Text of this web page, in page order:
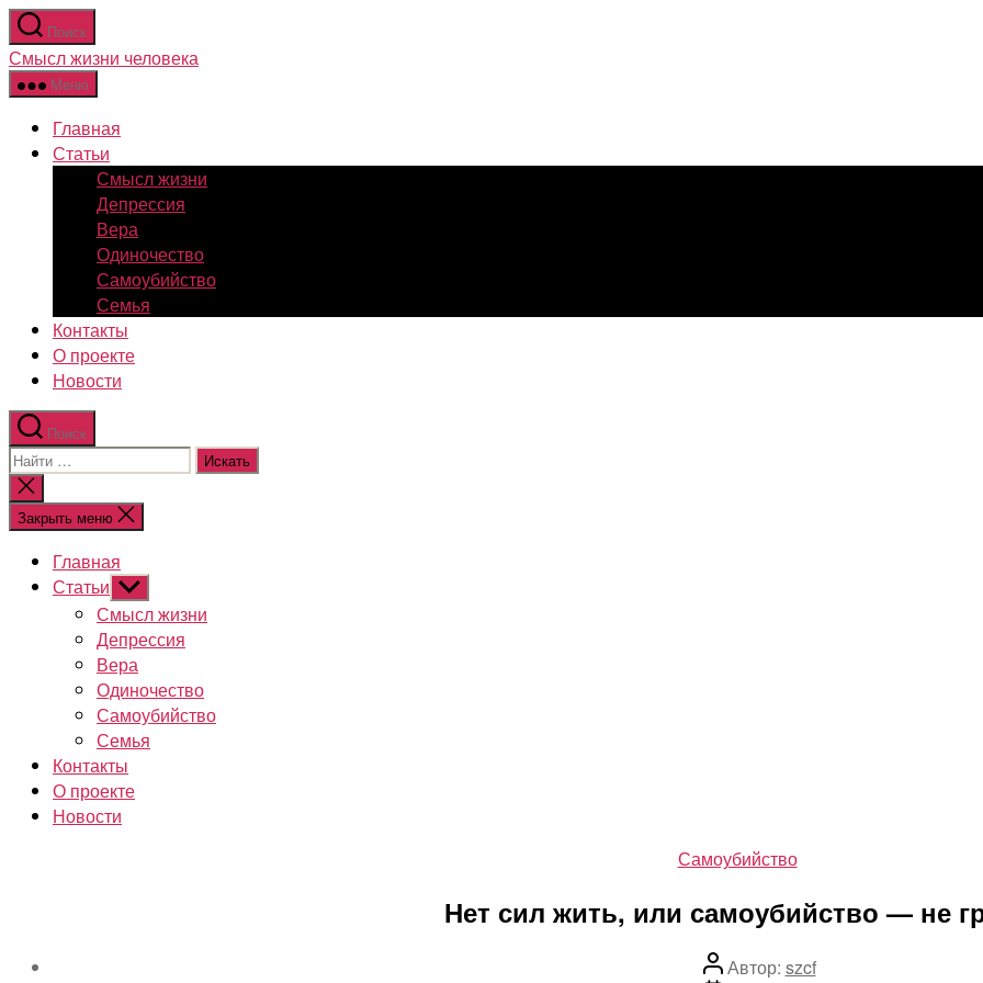
Перейти
к
содержимому
Поиск
Смысл жизни человека
Меню
Главная
Статьи
Смысл жизни
Депрессия
Вера
Одиночество
Самоубийство
Семья
Контакты
О проекте
Новости
Поиск
Поиск:
Закрыть
поиск
Закрыть меню
Главная
Статьи Показывать
подменю
Смысл жизни
Депрессия
Вера
Одиночество
Самоубийство
Семья
Контакты
О проекте
Новости
Рубрики
Самоубийство
Нет сил жить, или самоубийство — не
АвторАвтор: szcf